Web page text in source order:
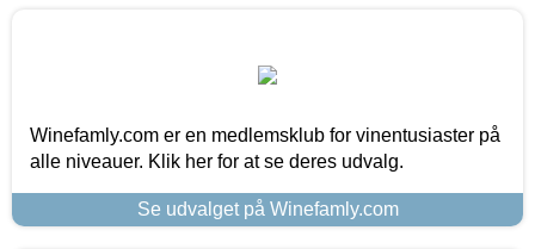
Winefamly.com er en medlemsklub for vinentusiaster på
alle niveauer. Klik her for at se deres udvalg.
Se udvalget på Winefamly.com